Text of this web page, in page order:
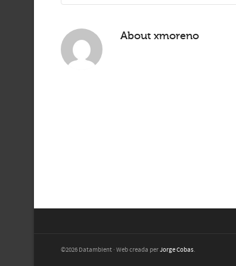
About xmoreno
©2026 Datambient · Web creada perJorge Cobas.